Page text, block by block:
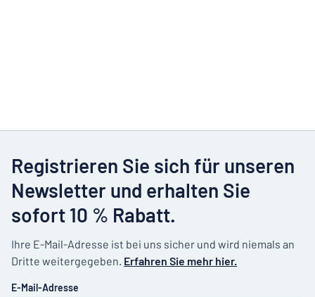
Registrieren Sie sich für unseren
Newsletter und erhalten Sie
sofort 10 % Rabatt.
Ihre E-Mail-Adresse ist bei uns sicher und wird niemals an
Dritte weitergegeben. Erfahren Sie mehr hier.
E-Mail-Adresse